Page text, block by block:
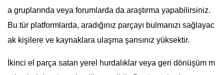
a gruplarında veya forumlarda da araştırma yapabilirsiniz.
Bu tür platformlarda, aradığınız parçayı bulmanızı sağlayac
ak kişilere ve kaynaklara ulaşma şansınız yüksektir.
İkinci el parça satan yerel hurdalıklar veya geri dönüşüm m